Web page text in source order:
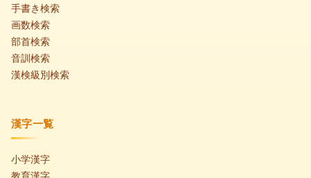
手書き検索
画数検索
部首検索
音訓検索
漢検級別検索
漢字一覧
小学漢字